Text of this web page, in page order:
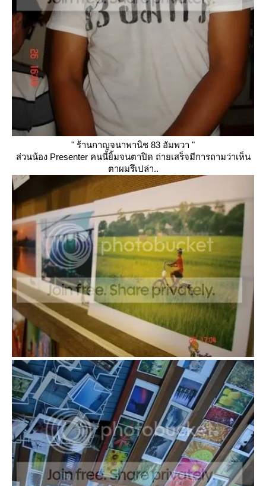
" ร้านกาญจนาพานิช 83 อัมพวา "
ส่วนน้อง Presenter คนนี้ยิ้มจนตาปิด ถ่ายเสร็จมีการถามว่าเห็น
ตาผมรึเปล่า..